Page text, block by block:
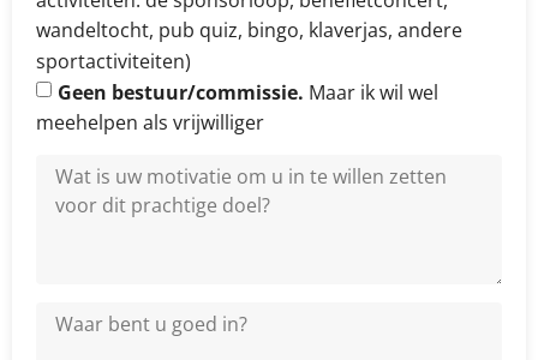
wandeltocht, pub quiz, bingo, klaverjas, andere
sportactiviteiten)
Geen bestuur/commissie. Maar ik wil wel
meehelpen als vrijwilliger